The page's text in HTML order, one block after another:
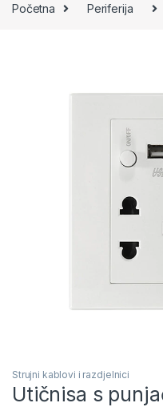
Početna Periferija
Strujni kablovi i razdjelnici
Utičnisa s